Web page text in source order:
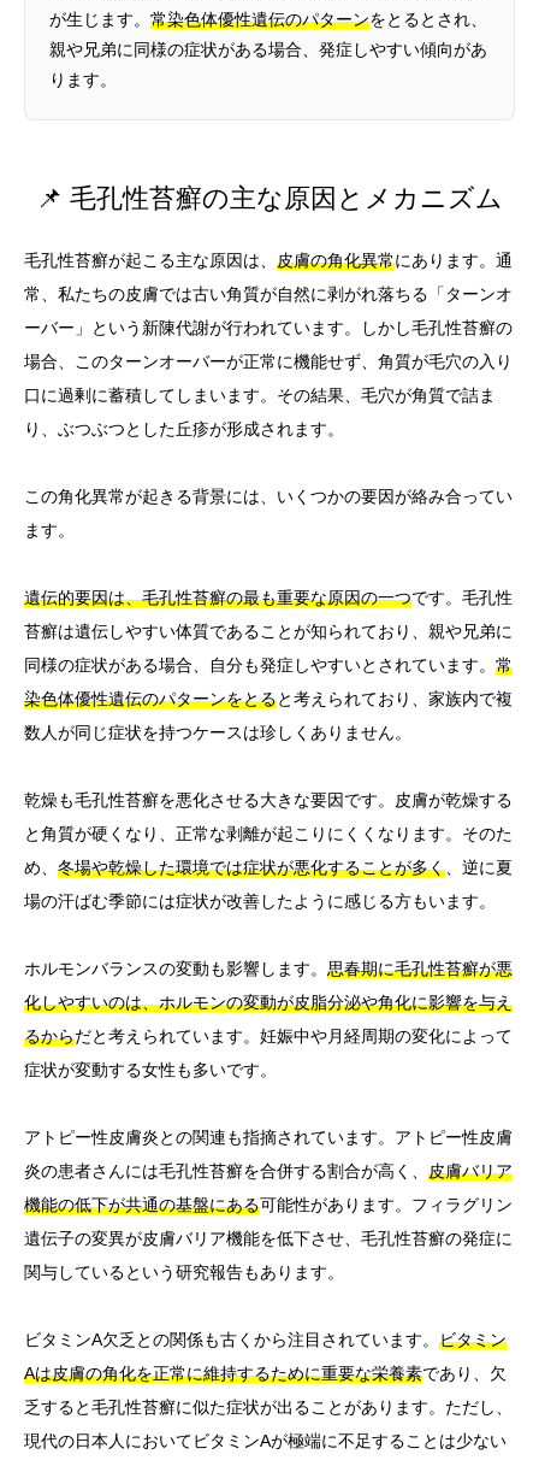
が生じます。 常染色体優性遺伝のパターンをとるとされ、
親や兄弟に同様の症状がある場合、発症しやすい傾向があ
ります。
📌 毛孔性苔癬の主な原因とメカニズム
毛孔性苔癬が起こる主な原因は、 皮膚の角化異常にあります。通
常、私たちの皮膚では古い角質が自然に剥がれ落ちる「ターンオ
ーバー」という新陳代謝が行われています。しかし毛孔性苔癬の
場合、このターンオーバーが正常に機能せず、角質が毛穴の入り
口に過剰に蓄積してしまいます。その結果、毛穴が角質で詰ま
り、ぶつぶつとした丘疹が形成されます。
この角化異常が起きる背景には、いくつかの要因が絡み合ってい
ます。
遺伝的要因は、毛孔性苔癬の最も重要な原因の一つです。毛孔性
苔癬は遺伝しやすい体質であることが知られており、親や兄弟に
同様の症状がある場合、自分も発症しやすいとされています。 常
染色体優性遺伝のパターンをとると考えられており、家族内で複
数人が同じ症状を持つケースは珍しくありません。
乾燥も毛孔性苔癬を悪化させる大きな要因です。皮膚が乾燥する
と角質が硬くなり、正常な剥離が起こりにくくなります。そのた
め、 冬場や乾燥した環境では症状が悪化することが多く 、逆に夏
場の汗ばむ季節には症状が改善したように感じる方もいます。
ホルモンバランスの変動も影響します。 思春期に毛孔性苔癬が悪
化しやすいのは、ホルモンの変動が皮脂分泌や角化に影響を与え
るからだと考えられています。妊娠中や月経周期の変化によって
症状が変動する女性も多いです。
アトピー性皮膚炎との関連も指摘されています。アトピー性皮膚
炎の患者さんには毛孔性苔癬を合併する割合が高く、 皮膚バリア
機能の低下が共通の基盤にある可能性があります。フィラグリン
遺伝子の変異が皮膚バリア機能を低下させ、毛孔性苔癬の発症に
関与しているという研究報告もあります。
ビタミンA欠乏との関係も古くから注目されています。 ビタミン
Aは皮膚の角化を正常に維持するために重要な栄養素であり、欠
乏すると毛孔性苔癬に似た症状が出ることがあります。ただし、
現代の日本人においてビタミンAが極端に不足することは少ない